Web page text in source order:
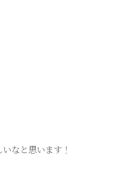
なと思います！